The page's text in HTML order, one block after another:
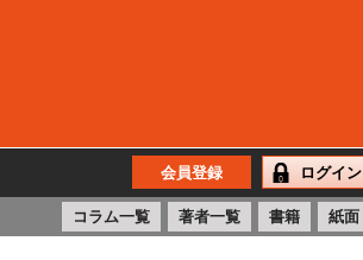
会員登録 ログイン
コラム一覧 著者一覧 書籍 紙面